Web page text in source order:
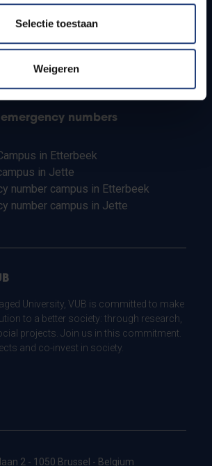
Selectie toestaan
Weigeren
secondary schools
numbers
in Etterbeek
in Jette
number campus in Etterbeek
number campus in Jette
University, VUB is committed to make
to a better society: through research,
projects. Join us in this commitment.
and co-invest in society.
2 - 1050 Brussel - Belgium